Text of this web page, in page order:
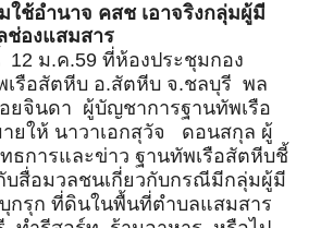
ใช้อำนาจ คสช เอาจริงกลุ่มผู้มี
ช่องแสมสาร
ม.ค.59 ที่ห้องประชุมกอง
เรือสัตหีบ อ.สัตหีบ จ.ชลบุรี พล
ยจินดา ผู้บัญชาการฐานทัพเรือ
ยให้ นาวาเอกสุวัจ ดอนสกุล ผู้
ธการและข่าว ฐานทัพเรือสัตหีบชี้
บสื่อมวลชนเกี่ยวกับกรณีมีกลุ่มผู้มี
กรุก ที่ดินในพื้นที่ตำบลแสมสาร